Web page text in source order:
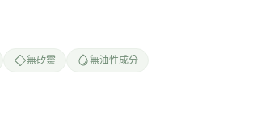
無矽靈 無油性成分